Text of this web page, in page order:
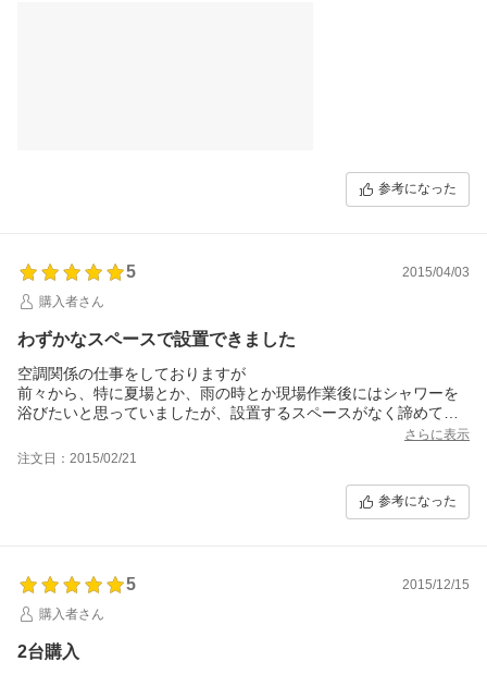
参考になった
5
2015/04/03
購入者さん
わずかなスペースで設置できました
空調関係の仕事をしておりますが
前々から、特に夏場とか、雨の時とか現場作業後にはシャワーを
浴びたいと思っていましたが、設置するスペースがなく諦めてお
りましたところ、このシャワーユニットを見つけました。
事務所の隅の書類ケースを移動しただけの、わずかなスペースで
組立も簡単で、丈夫で、安価で、大満足しております。
さらに表示
注文日：2015/02/21
参考になった
5
2015/12/15
購入者さん
2台購入